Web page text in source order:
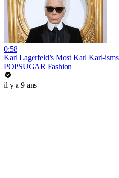
0:58
Karl Lagerfeld’s Most Karl Karl-isms
POPSUGAR Fashion
il y a 9 ans